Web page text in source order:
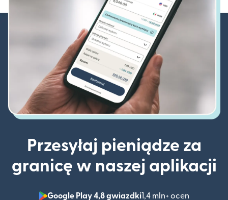
Przesyłaj pieniądze za
granicę w naszej aplikacji
Google Play 4,8 gwiazdki1,4 mln+ ocen